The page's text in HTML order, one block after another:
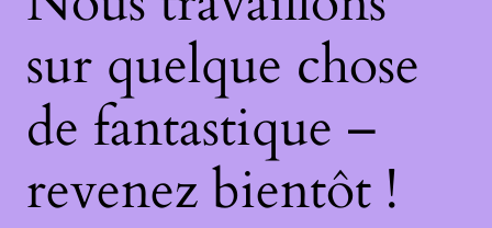
sur quelque chose
de fantastique –
revenez bientôt !